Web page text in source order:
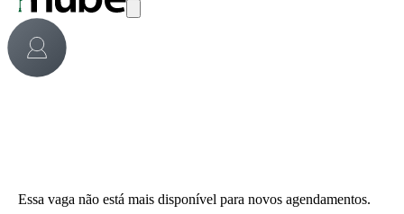
Essa vaga não está mais disponível para novos agendamentos.